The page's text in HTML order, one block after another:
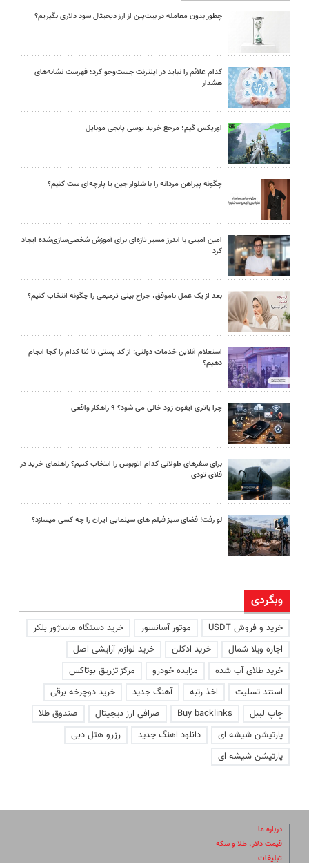
چطور بدون معامله در بیت‌پین از ارز دیجیتال سود دلاری بگیریم؟
کدام علائم را نباید در اینترنت جست‌وجو کرد؛ فهرست نشانه‌های
هشدار
اوریکس گیم؛ مرجع خرید یوسی پابجی موبایل
چگونه پیراهن مردانه را با شلوار جین یا پارچه‌ای ست کنیم؟
امین امینی با اندرز مسیر تازه‌ای برای آموزش شخصی‌سازی‌شده ایجاد
کرد
بعد از یک عمل ناموفق، جراح بینی ترمیمی را چگونه انتخاب کنیم؟
استعلام آنلاین خدمات دولتی: از کد پستی تا ثنا کدام را کجا انجام
دهیم؟
چرا باتری آیفون زود خالی می شود؟ ۹ راهکار واقعی
برای سفرهای طولانی کدام اتوبوس را انتخاب کنیم؟ راهنمای خرید در
فلای تودی
لو رفت! فضای سبز فیلم های سینمایی ایران را چه کسی میسازد؟
وبگردی
خرید و فروش USDT موتور آسانسور
خرید دستگاه ماساژور بلکر
اجاره ویلا شمال
خرید ادکلن
خرید لوازم آرایشی اصل
خرید طلای آب شده
مزایده خودرو
مرکز تزریق بوتاکس
استند تسلیت
اخذ رتبه آهنگ جدید
خرید دوچرخه برقی
چاپ لیبل
Buy backlinks صرافی ارز دیجیتال
صندوق طلا
پارتیشن شیشه ای
دانلود اهنگ جدید
رزرو هتل دبی
پارتیشن شیشه ای
درباره ما
قیمت دلار، طلا و سکه
تبلیغات